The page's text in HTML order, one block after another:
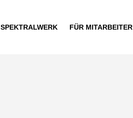
SPEKTRALWERK FÜR MITARBEITER